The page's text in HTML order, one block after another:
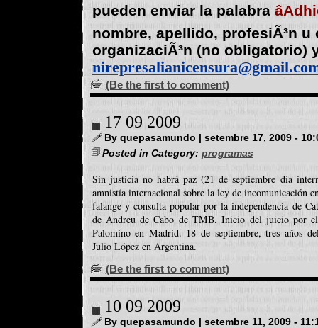
pueden enviar la palabra
nombre, apellido, profesiÃ³n u
organizaciÃ³n (no obligatorio)
(Be the first to comment)
17 09 2009
By quepasamundo | setembre 17, 2009 -
Posted in Category: programas
Sin justicia no habrá paz (21 de septiembre día
amnistía internacional sobre la ley de incomunicación
falange y consulta popular por la independencia de
de Andreu de Cabo de TMB. Inicio del juicio por el
Palomino en Madrid. 18 de septiembre, tres años
Julio López en Argentina.
(Be the first to comment)
10 09 2009
By quepasamundo | setembre 11, 2009 -